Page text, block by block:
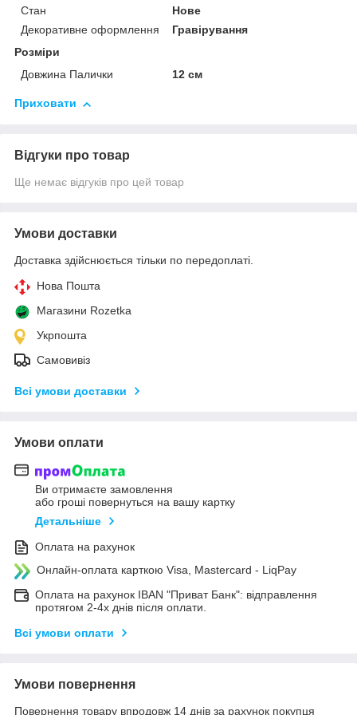
Стан
Нове
Декоративне оформлення
Гравірування
Розміри
Довжина Палички
12 см
Приховати
Відгуки про товар
Ще немає відгуків про цей товар
Умови доставки
Доставка здійснюється тільки по передоплаті.
Нова Пошта
Магазини Rozetka
Укрпошта
Самовивіз
Всі умови доставки
Умови оплати
Ви отримаєте замовлення
або гроші повернуться на вашу картку
Детальніше
Оплата на рахунок
Онлайн-оплата карткою Visa, Mastercard - LiqPay
Оплата на рахунок IBAN "Приват Банк": відправлення
протягом 2-4х днів після оплати.
Всі умови оплати
Умови повернення
Повернення товару впродовж 14 днів за рахунок покупця